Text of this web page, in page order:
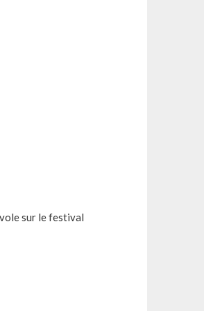
sur le festival